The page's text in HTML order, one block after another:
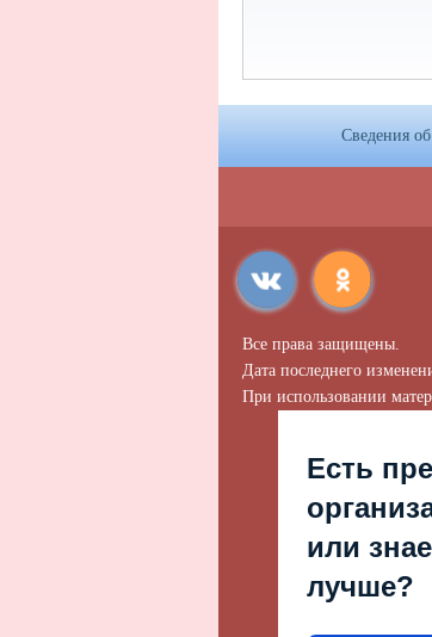
Сведения
Все права защищены.
Дата последнего
При использовании
Есть
или
лучше?